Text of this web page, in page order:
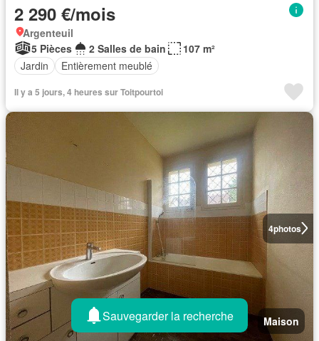
2 290 €/mois
Argenteuil
5 Pièces
2 Salles de bain
107 m²
Jardin
Entièrement meublé
Il y a 5 jours, 4 heures sur Toitpourtoi
4photos
Maison
Sauvegarder la recherche